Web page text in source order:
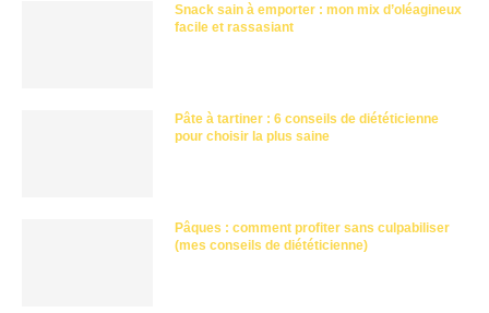
Snack sain à emporter : mon mix d’oléagineux
facile et rassasiant
Pâte à tartiner : 6 conseils de diététicienne
pour choisir la plus saine
Pâques : comment profiter sans culpabiliser
(mes conseils de diététicienne)